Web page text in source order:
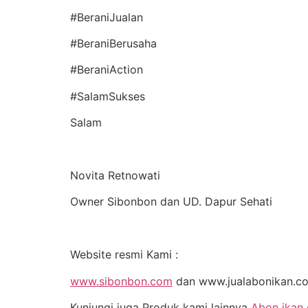
#BeraniJualan
#BeraniBerusaha
#BeraniAction
#SalamSukses
Salam
Novita Retnowati
Owner Sibonbon dan UD. Dapur Sehati
Website resmi Kami :
www.sibonbon.com dan